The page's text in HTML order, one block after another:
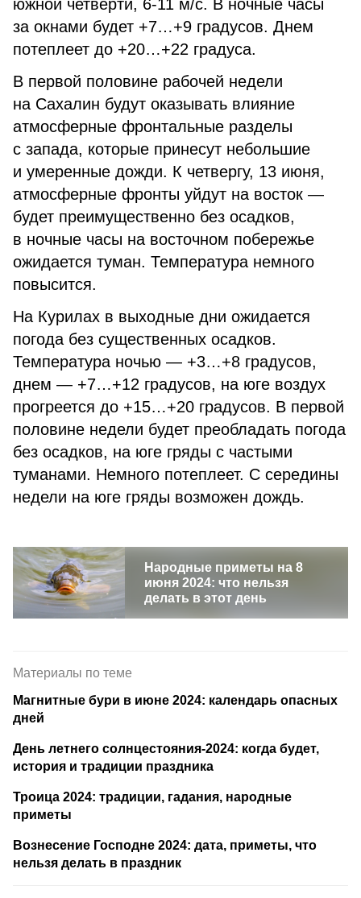
южной четверти, 6-11 м/с. В ночные часы
за окнами будет +7…+9 градусов. Днем
потеплеет до +20…+22 градуса.
В первой половине рабочей недели
на Сахалин будут оказывать влияние
атмосферные фронтальные разделы
с запада, которые принесут небольшие
и умеренные дожди. К четвергу, 13 июня,
атмосферные фронты уйдут на восток —
будет преимущественно без осадков,
в ночные часы на восточном побережье
ожидается туман. Температура немного
повысится.
На Курилах в выходные дни ожидается
погода без существенных осадков.
Температура ночью — +3…+8 градусов,
днем — +7…+12 градусов, на юге воздух
прогреется до +15…+20 градусов. В первой
половине недели будет преобладать погода
без осадков, на юге гряды с частыми
туманами. Немного потеплеет. С середины
недели на юге гряды возможен дождь.
Народные приметы на 8
июня 2024: что нельзя
делать в этот день
Материалы по теме
Магнитные бури в июне 2024: календарь опасных
дней
День летнего солнцестояния-2024: когда будет,
история и традиции праздника
Троица 2024: традиции, гадания, народные
приметы
Вознесение Господне 2024: дата, приметы, что
нельзя делать в праздник